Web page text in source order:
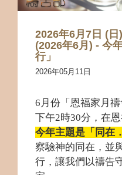
2026年6月7日 (日
(2026年6月) - 今
行」
2026年05月11日
6月份「恩福家月禱
下午2時30分，在
今年主題是「同在
察驗神的同在，並
行，讓我們以禱告